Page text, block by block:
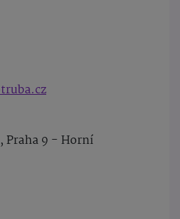
Praha 9 - Horní